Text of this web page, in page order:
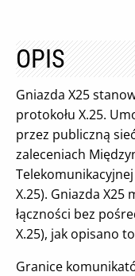
OPIS
Gniazda X25
protokołu X.25.
przez publiczną
zaleceniach
X.25). Gniazda
łączności bez
X.25), jak opisano
Granice